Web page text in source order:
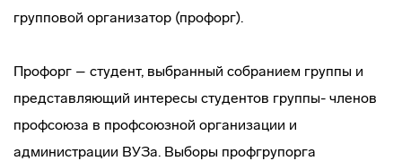
групповой организатор (профорг).
Профорг – студент, выбранный собранием группы и
представляющий интересы студентов группы- членов
профсоюза в профсоюзной организации и
администрации ВУЗа. Выборы профгрупорга